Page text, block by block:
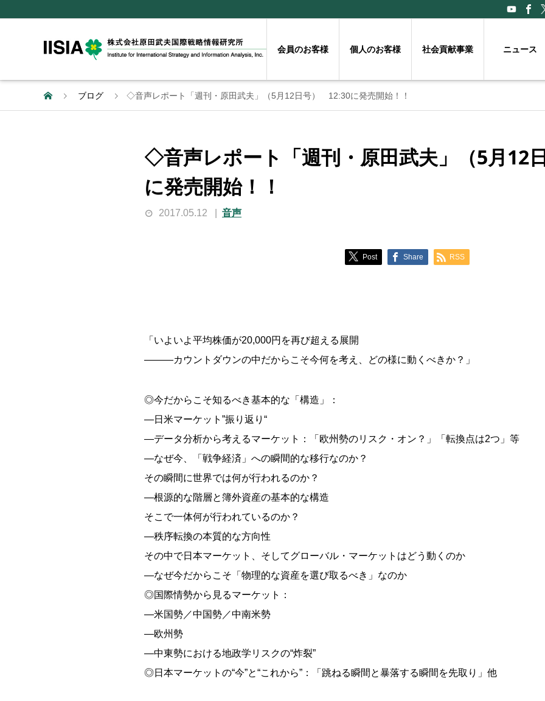
会員のお客様 個人のお客様 社会貢献事業 ニュース
ブログ ◇音声レポート「週刊・原田武夫」（5月12日号） 12:30に発売開始！！
◇音声レポート「週刊・原田武夫」（5月
に発売開始！！
2017.05.12 音声
Post Share RSS
「いよいよ平均株価が20,000円を再び超える展開
―――カウントダウンの中だからこそ今何を考え、どの様に動くべきか？」
◎今だからこそ知るべき基本的な「構造」：
―日米マーケット”振り返り“
―データ分析から考えるマーケット：「欧州勢のリスク・オン？」「転換点は2つ」等
―なぜ今、「戦争経済」への瞬間的な移行なのか？
その瞬間に世界では何が行われるのか？
―根源的な階層と簿外資産の基本的な構造
そこで一体何が行われているのか？
―秩序転換の本質的な方向性
その中で日本マーケット、そしてグローバル・マーケットはどう動くのか
―なぜ今だからこそ「物理的な資産を選び取るべき」なのか
◎国際情勢から見るマーケット：
―米国勢／中国勢／中南米勢
―欧州勢
―中東勢における地政学リスクの“炸裂”
◎日本マーケットの“今”と“これから”：「跳ねる瞬間と暴落する瞬間を先取り」他